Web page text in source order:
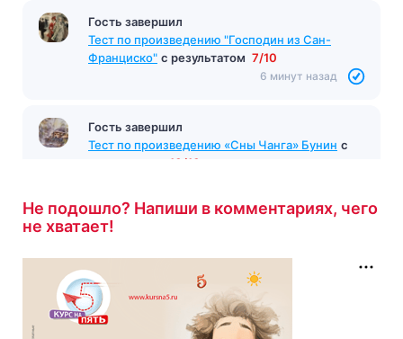
Гость завершил
Тест по произведению "Господин из Сан-
Франциско" с результатом 7/10
6 минут назад
Гость завершил
Тест по произведению «Сны Чанга» Бунин с
10/10
Не подошло? Напиши в комментариях, чего
не хватает!